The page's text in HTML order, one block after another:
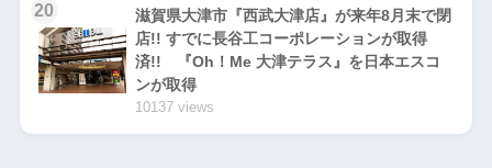
20
滋賀県大津市『西武大津店』が来年8月末で閉
店!! すでに長谷工コーポレーションが取得
済!! 『Oh！Me 大津テラス』を日本エスコ
ンが取得
10137 views